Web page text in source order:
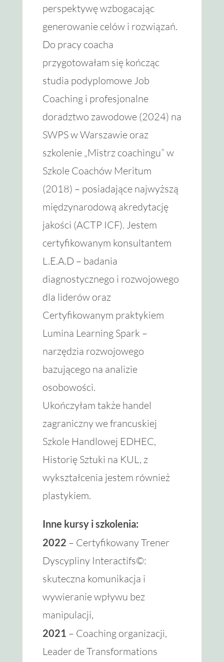
perspektywę wzbogacając
generowanie celów i rozwiązań.
Do pracy coacha
przygotowałam się kończąc
studia podyplomowe Job
Coaching i profesjonalne
doradztwo zawodowe (2024) na
SWPS w Warszawie oraz
szkolenie „Mistrz coachingu” w
Szkole Coachów Meritum
(2018) – posiadające najwyższą
międzynarodową akredytację
jakości (ACTP ICF). Jestem
certyfikowanym konsultantem
L.E.A.D – badania
diagnostycznego i rozwojowego
dla liderów oraz
Certyfikowanym praktykiem
Lumina Learning Spark –
narzędzia rozwojowego
bazującego na analizie
osobowości.
Ukończyłam także handel
zagraniczny we francuskiej
Szkole Handlowej EDHEC,
Historię Sztuki na KUL, z
wykształcenia jestem również
plastykiem.
Inne kursy i szkolenia:
2022 – Certyfikowany Trener
Dyscypliny Interactifs©:
skuteczna komunikacja i
wywieranie wpływu bez
manipulacji,
2021 – Coaching organizacji,
Leader de Transformations